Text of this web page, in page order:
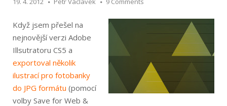
gradientu
Clipping
Mask“
Když jsem přešel na
nejnovější verzi Adobe
Illsutratoru CS5 a
exportoval několik
ilustrací pro fotobanky
do JPG formátu (pomocí
volby Save for Web &